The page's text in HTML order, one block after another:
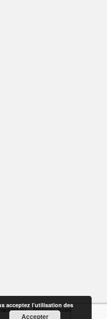
Rennes Politiques de confidentialité
acceptez l’utilisation des
Accepter